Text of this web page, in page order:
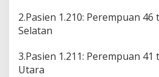
2.Pasien 1.210: Perempuan
Selatan
3.Pasien 1.211: Perempuan
Utara